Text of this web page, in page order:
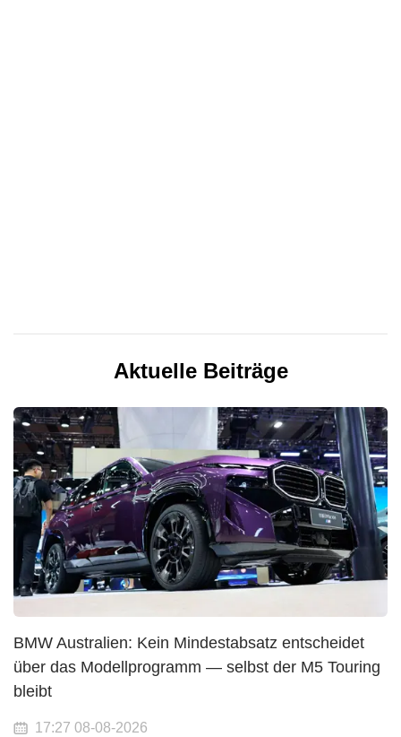
Aktuelle Beiträge
BMW Australien: Kein Mindestabsatz entscheidet
über das Modellprogramm — selbst der M5 Touring
bleibt
17:27 08-08-2026